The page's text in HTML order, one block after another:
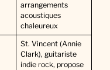
arrangements
acoustiques
chaleureux
St. Vincent (Annie
Clark), guitariste
indie rock, propose